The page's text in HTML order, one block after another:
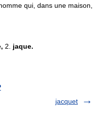
qui, dans une maison,
2. jaque.
jacquet